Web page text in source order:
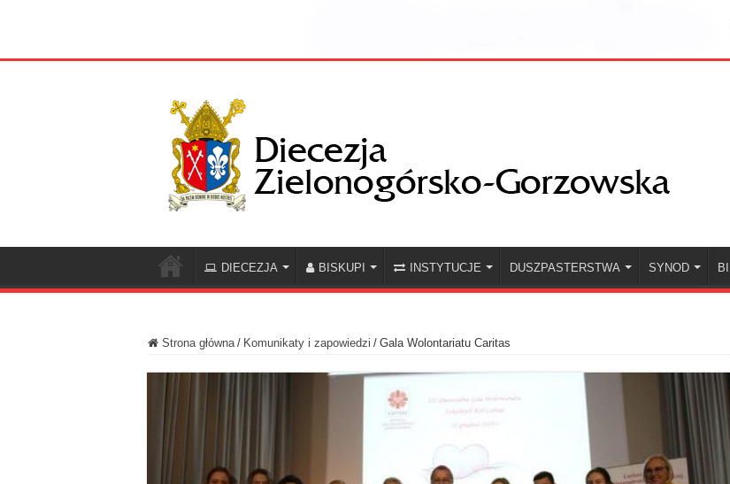
DIECEZJA BISKUPI INSTYTUCJE DUSZPASTERSTWA SYNOD
Strona główna / Komunikaty i zapowiedzi / Gala Wolontariatu Caritas